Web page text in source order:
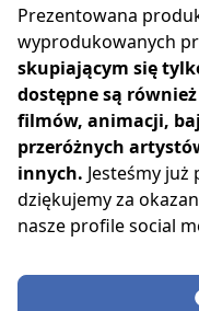
Prezentowana
wyprodukowanych
skupiającym się
dostępne są
filmów, animacji,
przeróżnych
innych. Jesteśmy
dziękujemy za
nasze profile social